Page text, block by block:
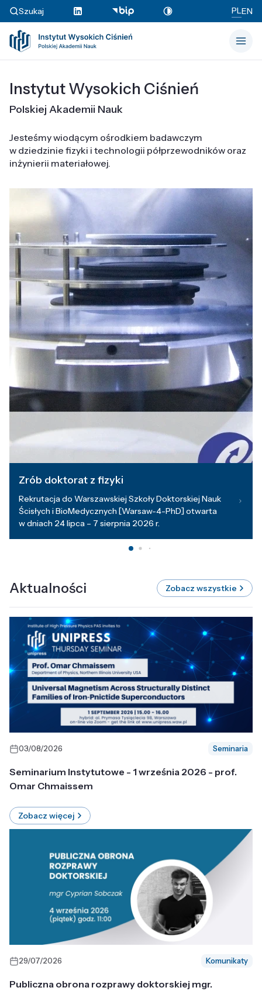
Szukaj PLEN
Instytut Wysokich Ciśnień
Polskiej Akademii Nauk
Jesteśmy wiodącym ośrodkiem badawczym
w dziedzinie fizyki i technologii półprzewodników oraz
inżynierii materiałowej.
Zrób doktorat z fizyki
Rekrutacja do Warszawskiej Szkoły Doktorskiej Nauk
Ścisłych i BioMedycznych [Warsaw-4-PhD] otwarta
w dniach 24 lipca – 7 sierpnia 2026 r.
Aktualności Zobacz wszystkie
03/08/2026 Seminaria
Seminarium Instytutowe - 1 września 2026 - prof.
Omar Chmaissem
Zobacz więcej
29/07/2026 Komunikaty
Publiczna obrona rozprawy doktorskiej mgr.